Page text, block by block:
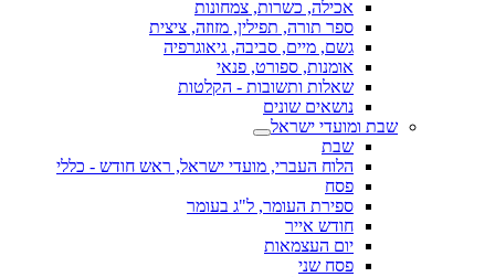
אכילה, כשרות, צמחונות
ספר תורה, תפילין, מזוזה, ציצית
גשם, מיים, סביבה, גיאוגרפיה
אומנות, ספורט, פנאי
שאלות ותשובות - הקלטות
נושאים שונים
שבת ומועדי ישראל
שבת
הלוח העברי, מועדי ישראל, ראש חודש - כללי
פסח
ספירת העומר, ל"ג בעומר
חודש אייר
יום העצמאות
פסח שני